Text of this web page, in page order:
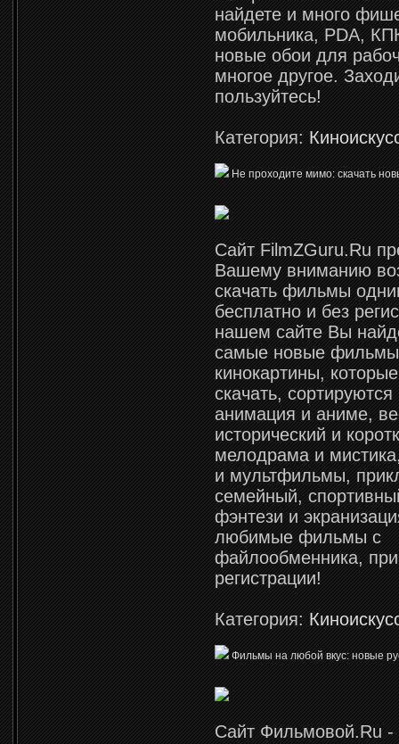
найдете и много
мобильника, PDA,
новые обои для
многое другое.
пользуйтесь!
Категория:
Не проходите мимо: скачать
Сайт FilmZGuru.Ru
Вашему вниманию
скачать фильмы
бесплатно и без
нашем сайте Вы
самые новые
кинокартины,
скачать,
анимация и аниме,
исторический и
мелодрама и
и мультфильмы,
семейный,
фэнтези и
любимые фильмы с
файлообменника,
регистрации!
Категория:
Фильмы на любой вкус: новые
Сайт Фильмовой.Ru -